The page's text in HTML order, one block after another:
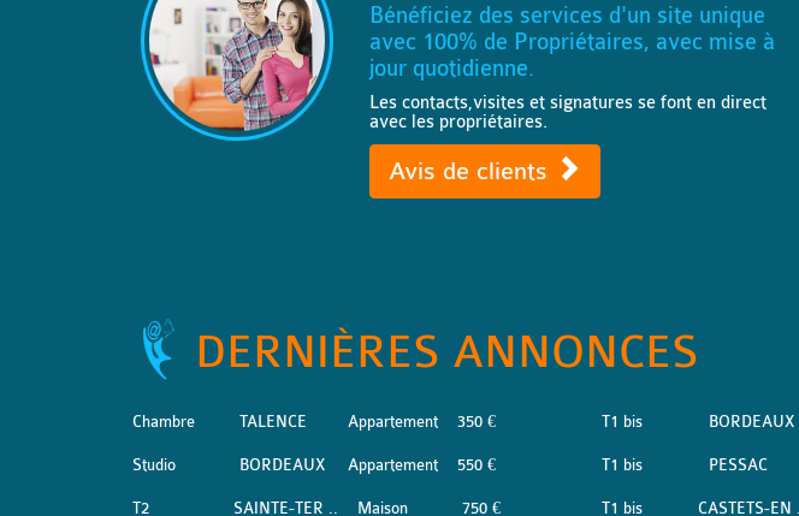
Bénéficiez des services d'un site unique
avec 100% de Propriétaires, avec mise à
jour quotidienne.
Les contacts,visites et signatures se font en direct
avec les propriétaires.
Avis de clients
DERNIÈRES ANNONCES
Chambre TALENCE Appartement 350 €
Studio BORDEAUX Appartement 550 €
T2 SAINTE-TER .. Maison 750 €
T1 bis BORDEAUX
T1 bis PESSAC
T1 bis CASTETS-EN ..